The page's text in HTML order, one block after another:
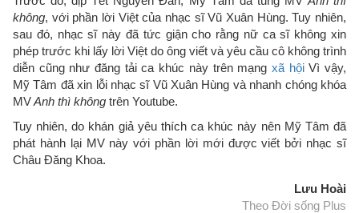
không, với phần lời Việt của nhạc sĩ Vũ Xuân Hùng. Tuy nhiên,
sau đó, nhạc sĩ này đã tức giận cho rằng nữ ca sĩ không xin
phép trước khi lấy lời Việt do ông viết và yêu cầu cô không trình
diễn cũng như đăng tải ca khúc này trên mạng xã hộiVì vậy,
Mỹ Tâm đã xin lỗi nhạc sĩ Vũ Xuân Hùng và nhanh chóng khóa
MVAnh thì không trên Youtube.
Tuy nhiên, do khán giả yêu thích ca khúc này nên Mỹ Tâm đã
phát hành lại MV này với phần lời mới được viết bởi nhạc sĩ
Châu Đăng Khoa.
Lưu Hoài
Theo Đời sống Plus